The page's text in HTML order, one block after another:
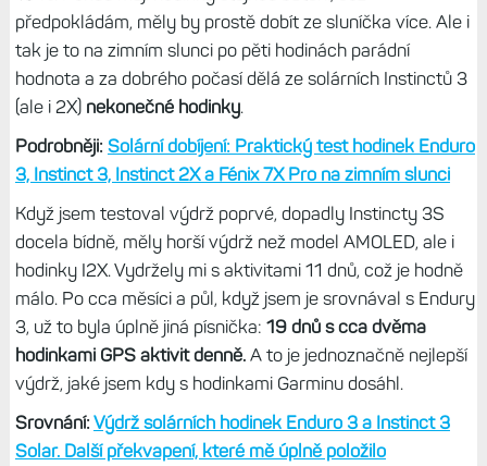
předpokládám, měly by prostě dobít ze sluníčka více. Ale i
tak je to na zimním slunci po pěti hodinách parádní
hodnota a za dobrého počasí dělá ze solárních Instinctů 3
(ale i 2X) nekonečné hodinky.
Podrobněji: Solární dobíjení: Praktický test hodinek Enduro
3, Instinct 3, Instinct 2X a Fénix 7X Pro na zimním slunci
Když jsem testoval výdrž poprvé, dopadly Instincty 3S
docela bídně, měly horší výdrž než model AMOLED, ale i
hodinky I2X. Vydržely mi s aktivitami 11 dnů, což je hodně
málo. Po cca měsíci a půl, když jsem je srovnával s Endury
3, už to byla úplně jiná písnička: 19 dnů s cca dvěma
hodinkami GPS aktivit denně.A to je jednoznačně nejlepší
výdrž, jaké jsem kdy s hodinkami Garminu dosáhl.
Srovnání: Výdrž solárních hodinek Enduro 3 a Instinct 3
Solar. Další překvapení, které mě úplně položilo